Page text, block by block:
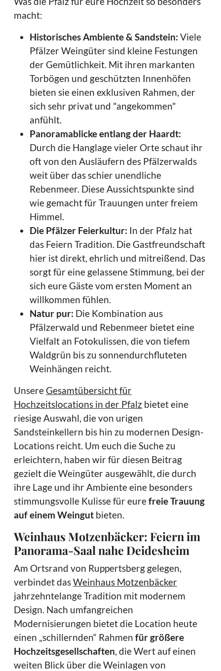
macht:
Historisches Ambiente & Sandstein: Viele
Pfälzer Weingüter sind kleine Festungen
der Gemütlichkeit. Mit ihren markanten
Torbögen und geschützten Innenhöfen
bieten sie einen exklusiven Rahmen, der
sich sehr privat und "angekommen"
anfühlt.
Panoramablicke entlang der Haardt:
Durch die Hanglage vieler Orte schaut ihr
oft von den Ausläufern des Pfälzerwalds
weit über das schier unendliche
Rebenmeer. Diese Aussichtspunkte sind
wie gemacht für Trauungen unter freiem
Himmel.
Die Pfälzer Feierkultur: In der Pfalz hat
das Feiern Tradition. Die Gastfreundschaft
hier ist direkt, ehrlich und mitreißend. Das
sorgt für eine gelassene Stimmung, bei der
sich eure Gäste vom ersten Moment an
willkommen fühlen.
Natur pur: Die Kombination aus
Pfälzerwald und Rebenmeer bietet eine
Vielfalt an Fotokulissen, die von tiefem
Waldgrün bis zu sonnendurchfluteten
Weinhängen reicht.
Unsere Gesamtübersicht für
Hochzeitslocations in der Pfalz bietet eine
riesige Auswahl, die von urigen
Sandsteinkellern bis hin zu modernen Design-
Locations reicht. Um euch die Suche zu
erleichtern, haben wir für diesen Beitrag
gezielt die Weingüter ausgewählt, die durch
ihre Lage und ihr Ambiente eine besonders
stimmungsvolle Kulisse für eurefreie Trauung
auf einem Weingut bieten.
Weinhaus Motzenbäcker: Feiern im
Panorama-Saal nahe Deidesheim
Am Ortsrand von Ruppertsberg gelegen,
verbindet dasWeinhaus Motzenbäcker
jahrzehntelange Tradition mit modernem
Design. Nach umfangreichen
Modernisierungen bietet die Location heute
einen „schillernden“ Rahmen für größere
Hochzeitsgesellschaften, die Wert auf einen
weiten Blick über die Weinlagen von